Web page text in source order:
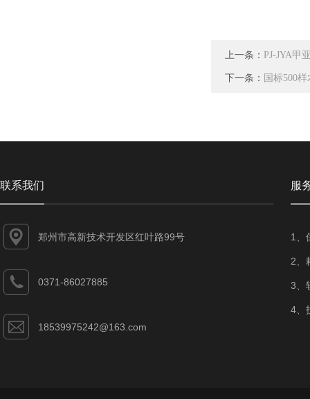
上一条： PJ-JYA甲
下一条： 国标500
联系我们
郑州市高新技术开发区红叶路99号
0371-86027885
18539975242@163.com
服
1、
2、
3、
4、